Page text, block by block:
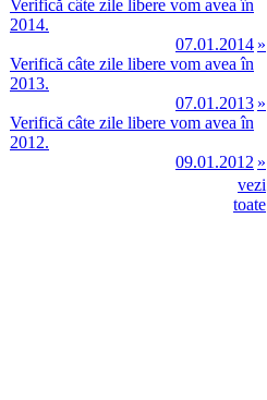
Verifică câte zile libere vom avea în
2014.
07.01.2014 »
Verifică câte zile libere vom avea în
2013.
07.01.2013 »
Verifică câte zile libere vom avea în
2012.
09.01.2012 »
vezi
toate